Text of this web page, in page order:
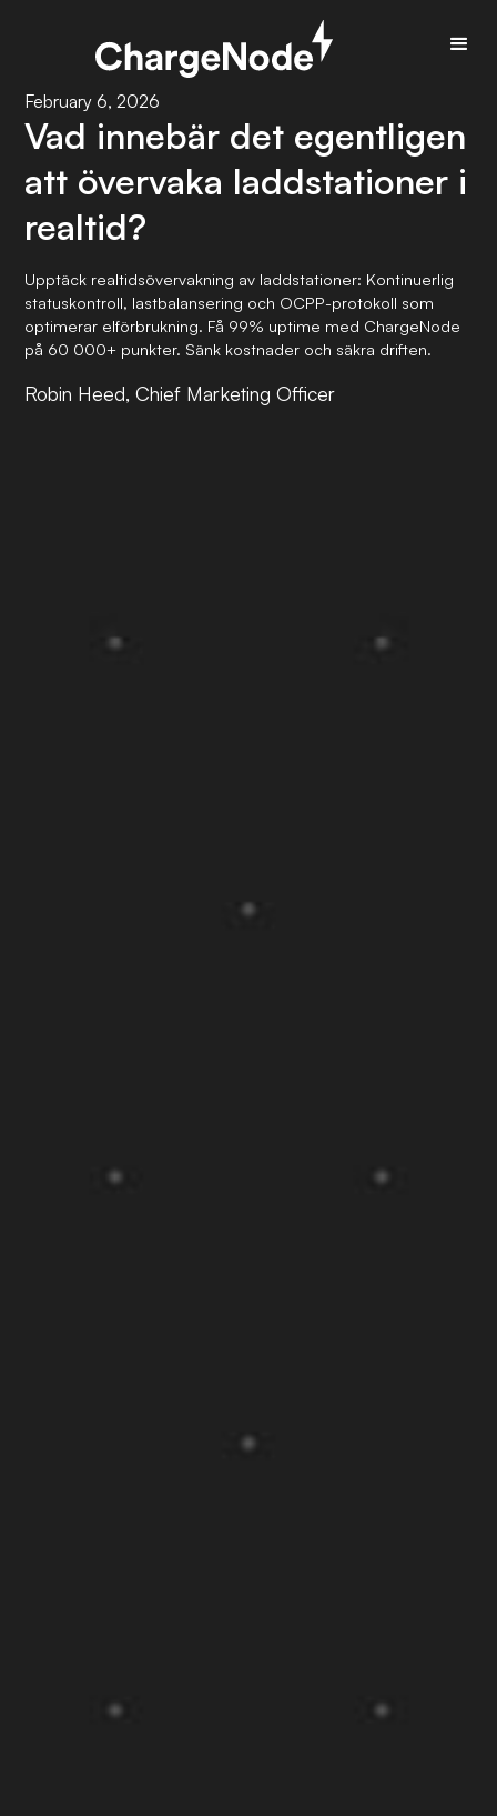
February 6, 2026
Vad innebär det egentligen
att övervaka laddstationer i
realtid?
Upptäck realtidsövervakning av laddstationer: Kontinuerlig
statuskontroll, lastbalansering och OCPP-protokoll som
optimerar elförbrukning. Få 99% uptime med ChargeNode
på 60 000+ punkter. Sänk kostnader och säkra driften.
Robin Heed, Chief Marketing Officer